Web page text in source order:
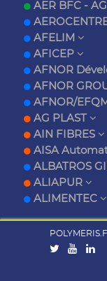
AER BFC -
AFELIM
AFICEP
AFNOR
AFNOR
AFNOR/
AG PLAST
AIN FIBRES
AISA
ALBATROS
ALIAPUR
ALIMENTEC